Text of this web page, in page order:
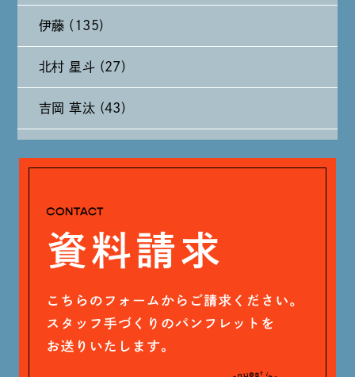
2024年8月 (11)
2024年7月 (11)
2024年6月 (12)
伊藤 (135)
北村 星斗 (27)
吉岡 草汰 (43)
戸田 好紀 (81)
木村 珠梨音 (101)
神定 龍杜 (13)